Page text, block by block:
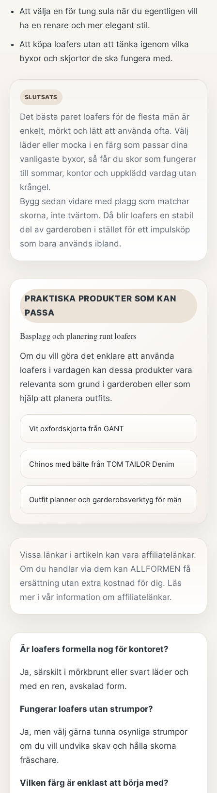
Att välja en för tung sula när du egentligen vill
ha en renare och mer elegant stil.
Att köpa loafers utan att tänka igenom vilka
byxor och skjortor de ska fungera med.
SLUTSATS
Det bästa paret loafers för de flesta män är
enkelt, mörkt och lätt att använda ofta. Välj
läder eller mocka i en färg som passar dina
vanligaste byxor, så får du skor som fungerar
till sommar, kontor och uppklädd vardag utan
krångel.
Bygg sedan vidare med plagg som matchar
skorna, inte tvärtom. Då blir loafers en stabil
del av garderoben i stället för ett impulsköp
som bara används ibland.
PRAKTISKA PRODUKTER SOM KAN
PASSA
Basplagg och planering runt loafers
Om du vill göra det enklare att använda
loafers i vardagen kan dessa produkter vara
relevanta som grund i garderoben eller som
hjälp att planera outfits.
Vit oxfordskjorta från GANT
Chinos med bälte från TOM TAILOR Denim
Outfit planner och garderobsverktyg för män
Vissa länkar i artikeln kan vara affiliatelänkar.
Om du handlar via dem kan ALLFORMEN få
ersättning utan extra kostnad för dig. Läs
mer i vår information om affiliatelänkar.
Är loafers formella nog för kontoret?
Ja, särskilt i mörkbrunt eller svart läder och
med en ren, avskalad form.
Fungerar loafers utan strumpor?
Ja, men välj gärna tunna osynliga strumpor
om du vill undvika skav och hålla skorna
fräschare.
Vilken färg är enklast att börja med?